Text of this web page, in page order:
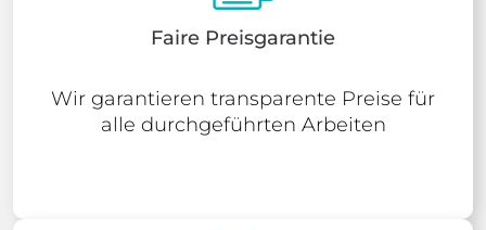
Faire Preisgarantie
Wir garantieren transparente Preise für
alle durchgeführten Arbeiten